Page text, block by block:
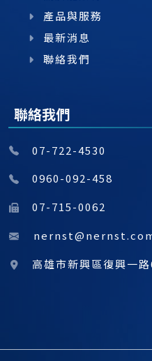
產品與服務
最新消息
聯絡我們
聯絡我們
07-722-4530
0960-092-458
07-715-0062
高雄市新興區復興一